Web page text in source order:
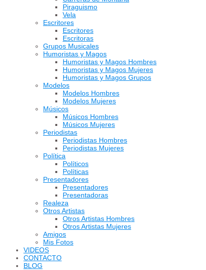
Piraguismo
Vela
Escritores
Escritores
Escritoras
Grupos Musicales
Humoristas y Magos
Humoristas y Magos Hombres
Humoristas y Magos Mujeres
Humoristas y Magos Grupos
Modelos
Modelos Hombres
Modelos Mujeres
Músicos
Músicos Hombres
Músicos Mujeres
Periodistas
Periodistas Hombres
Periodistas Mujeres
Política
Políticos
Políticas
Presentadores
Presentadores
Presentadoras
Realeza
Otros Artistas
Otros Artistas Hombres
Otros Artistas Mujeres
Amigos
Mis Fotos
VIDEOS
CONTACTO
BLOG